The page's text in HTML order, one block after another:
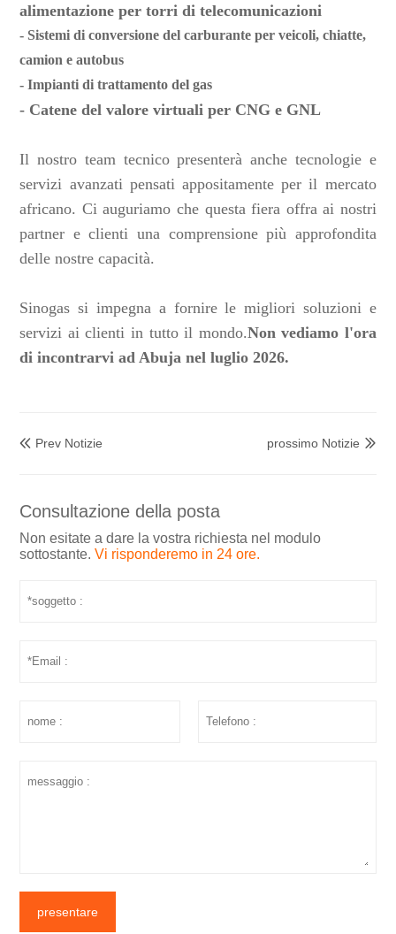
alimentazione per torri di telecomunicazioni
- Sistemi di conversione del carburante per veicoli, chiatte,
camion e autobus
- Impianti di trattamento del gas
- Catene del valore virtuali per CNG e GNL
Il nostro team tecnico presenterà anche tecnologie e
servizi avanzati pensati appositamente per il mercato
africano. Ci auguriamo che questa fiera offra ai nostri
partner e clienti una comprensione più approfondita
delle nostre capacità.
Sinogas si impegna a fornire le migliori soluzioni e
servizi ai clienti in tutto il mondo.Non vediamo l'ora
di incontrarvi ad Abuja nel luglio 2026.
 Prev Notizie 
prossimo Notizie
Consultazione della posta
Non esitate a dare la vostra richiesta nel modulo
sottostante.Vi risponderemo in 24 ore.
presentare